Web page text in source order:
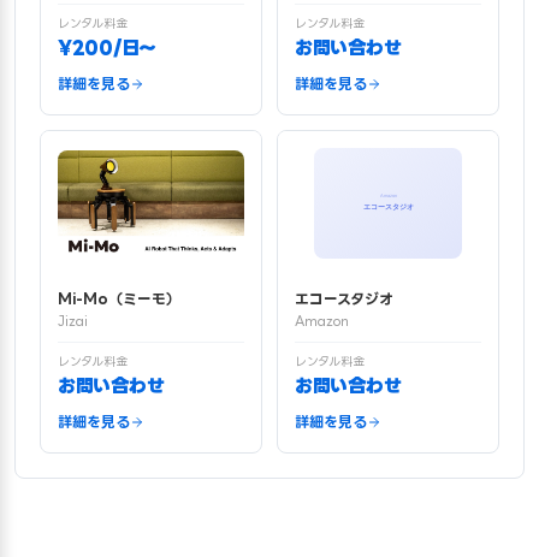
レンタル料金
¥200/日〜
詳細を見る
レンタル料金
お問い合わせ
詳細を見る
Mi-Mo（ミーモ）
Jizai
レンタル料金
お問い合わせ
詳細を見る
エコースタジオ
Amazon
レンタル料金
お問い合わせ
詳細を見る